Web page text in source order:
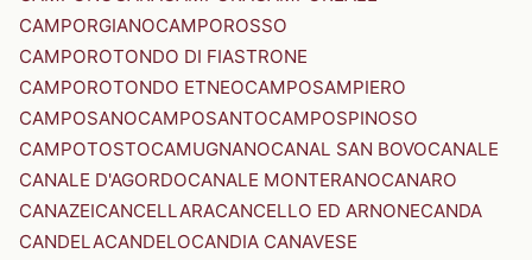
CAMPORGIANOCAMPOROSSO
CAMPOROTONDO DI FIASTRONE
CAMPOROTONDO ETNEOCAMPOSAMPIERO
CAMPOSANOCAMPOSANTOCAMPOSPINOSO
CAMPOTOSTOCAMUGNANOCANAL SAN BOVOCANALE
CANALE D'AGORDOCANALE MONTERANOCANARO
CANAZEICANCELLARACANCELLO ED ARNONECANDA
CANDELACANDELOCANDIA CANAVESE